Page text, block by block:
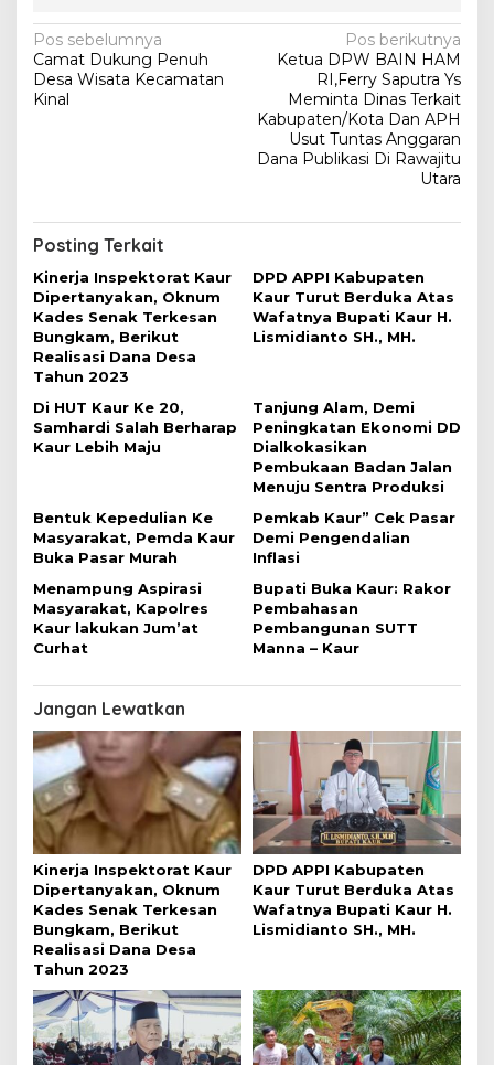
N
a
v
s
i
p
o
s
Pos sebelumnya
Camat Dukung Penuh
Desa Wisata Kecamatan
Kinal
Pos berikutnya
Ketua DPW BAIN HAM
RI,Ferry Saputra Ys
Meminta Dinas Terkait
Kabupaten/Kota Dan APH
Usut Tuntas Anggaran
Dana Publikasi Di Rawajitu
Utara
Posting Terkait
Kinerja Inspektorat Kaur
Dipertanyakan, Oknum
Kades Senak Terkesan
Bungkam, Berikut
Realisasi Dana Desa
Tahun 2023
DPD APPI Kabupaten
Kaur Turut Berduka Atas
Wafatnya Bupati Kaur H.
Lismidianto SH., MH.
Di HUT Kaur Ke 20,
Samhardi Salah Berharap
Kaur Lebih Maju
Tanjung Alam, Demi
Peningkatan Ekonomi DD
Dialkokasikan
Pembukaan Badan Jalan
Menuju Sentra Produksi
Bentuk Kepedulian Ke
Masyarakat, Pemda Kaur
Buka Pasar Murah
Pemkab Kaur” Cek Pasar
Demi Pengendalian
Inflasi
Menampung Aspirasi
Masyarakat, Kapolres
Kaur lakukan Jum’at
Curhat
Bupati Buka Kaur: Rakor
Pembahasan
Pembangunan SUTT
Manna – Kaur
Jangan Lewatkan
Kinerja Inspektorat Kaur
Dipertanyakan, Oknum
Kades Senak Terkesan
Bungkam, Berikut
Realisasi Dana Desa
Tahun 2023
DPD APPI Kabupaten
Kaur Turut Berduka Atas
Wafatnya Bupati Kaur H.
Lismidianto SH., MH.